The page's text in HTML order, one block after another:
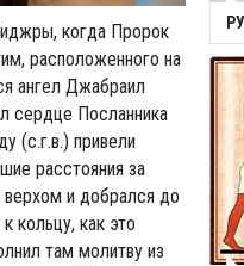
когда Пророк
расположенного на
ангел Джабраил
сердце Посланника
(с.г.в.) привели
расстояния за
верхом и добрался до
кольцу, как это
там молитву из